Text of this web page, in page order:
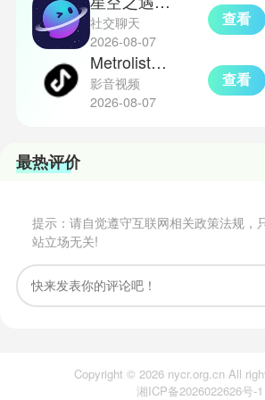
社交聊天
2026-08-07
查看
Metrolist安卓版
影音视频
2026-08-07
查看
最热评价
提示：请自觉遵守互联网相关政策法规，
站立场无关!
Copyright © 2026 nycr.org.cn All
湘ICP备2026022626号-1